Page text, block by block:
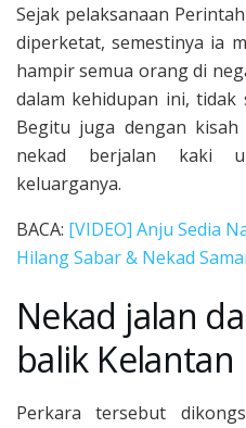
Sejak pelaksanaan
diperketat, semestinya ia
hampir semua orang di
dalam kehidupan ini, tidak
Begitu juga dengan
nekad berjalan kaki
keluarganya.
BACA: [VIDEO] Anju Sedia
Hilang Sabar & Nekad
Nekad jalan
balik Kelantan
Perkara tersebut